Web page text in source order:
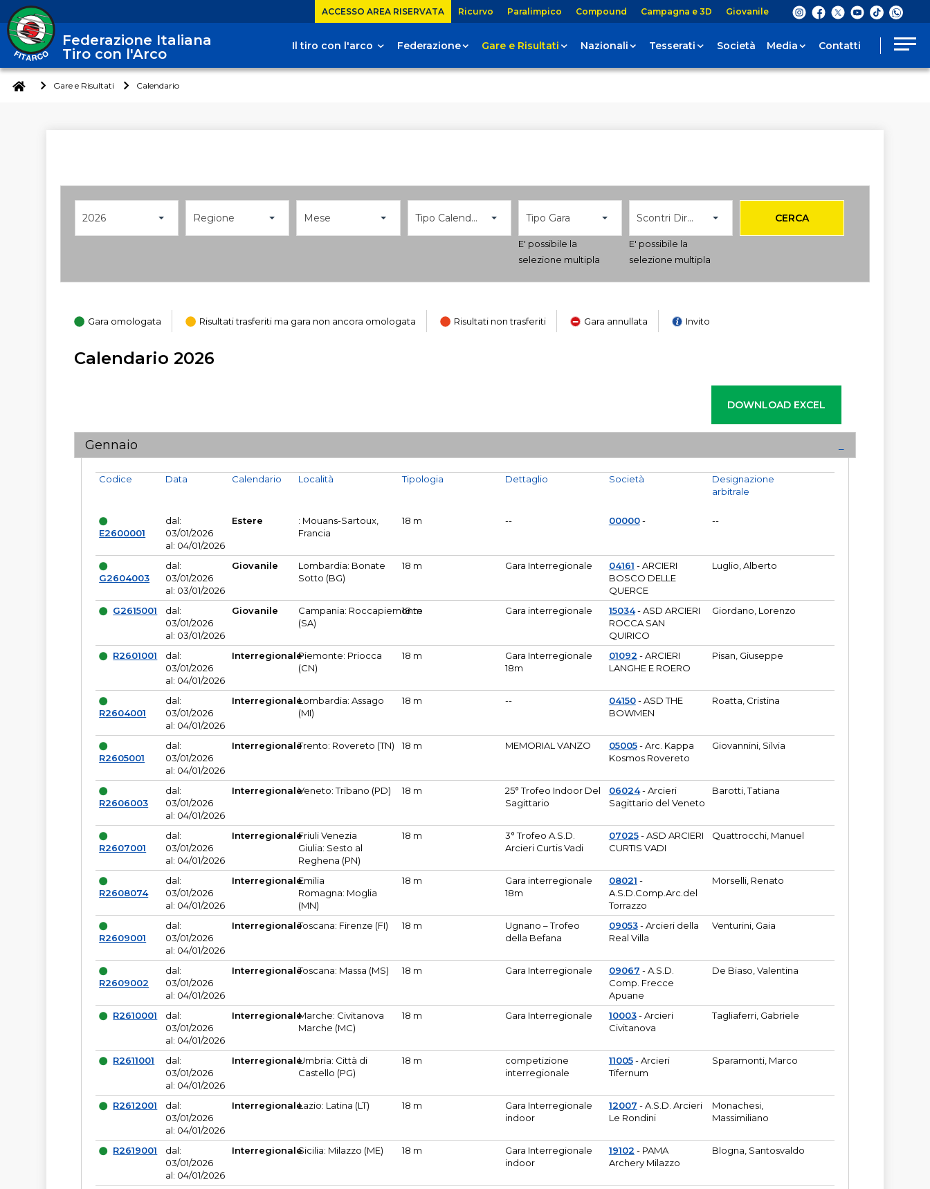
ACCESSO AREA RISERVATA Ricurvo Paralimpico Compound Campagna e 3D Giovanile
Federazione Italiana
Tiro con l'Arco
Il tiro con l'arco Federazione Gare e Risultati Nazionali Tesserati Società Media Contatti
Gare e Risultati Calendario
2026 Regione Mese Tipo Calendario Tipo Gara
E' possibile la
selezione multipla
Scontri Diretti
E' possibile la
selezione multipla
CERCA
Gara omologata Risultati trasferiti ma gara non ancora omologata Risultati non trasferiti Gara annullata Invito
Calendario 2026
Gennaio
Codice
E2600001
Data
dal:
03/01/2026
al: 04/01/2026
Calendario
Estere
Località
: Mouans-Sartoux,
Francia
Tipologia
18 m
Dettaglio
--
Società
00000-
Designazione
arbitrale
--
G2604003
dal:
03/01/2026
al: 03/01/2026
Giovanile
Lombardia: Bonate
Sotto (BG)
18 m Gara Interregionale 04161 - ARCIERI
BOSCO DELLE
QUERCE
Luglio, Alberto
G2615001
dal:
03/01/2026
al: 03/01/2026
Giovanile
Campania: Roccapiemonte
(SA)
18 m Gara interregionale 15034- ASD ARCIERI
ROCCA SAN
QUIRICO
Giordano, Lorenzo
R2601001
dal:
03/01/2026
al: 04/01/2026
InterregionalePiemonte: Priocca
(CN)
18 m
Gara Interregionale
18m
01092 - ARCIERI
LANGHE E ROERO
Pisan, Giuseppe
R2604001
dal:
03/01/2026
al: 04/01/2026
InterregionaleLombardia: Assago
(MI)
18 m -- 04150- ASD THE
BOWMEN
Roatta, Cristina
R2605001
dal:
03/01/2026
al: 04/01/2026
InterregionaleTrento: Rovereto (TN) 18 m MEMORIAL VANZO 05005- Arc. Kappa
Kosmos Rovereto
Giovannini, Silvia
R2606003
dal:
03/01/2026
al: 04/01/2026
InterregionaleVeneto: Tribano (PD) 18 m
25° Trofeo Indoor Del
Sagittario
06024- Arcieri
Sagittario del Veneto
Barotti, Tatiana
R2607001
dal:
03/01/2026
al: 04/01/2026
InterregionaleFriuli Venezia
Giulia: Sesto al
Reghena (PN)
18 m
3° Trofeo A.S.D.
Arcieri Curtis Vadi
07025- ASD ARCIERI
CURTIS VADI
Quattrocchi, Manuel
R2608074
dal:
03/01/2026
al: 04/01/2026
InterregionaleEmilia
Romagna: Moglia
(MN)
18 m
Gara interregionale
18m
08021 -
A.S.D.Comp.Arc.del
Torrazzo
Morselli, Renato
R2609001
dal:
03/01/2026
al: 04/01/2026
InterregionaleToscana: Firenze (FI) 18 m
Ugnano – Trofeo
della Befana
09053- Arcieri della
Real Villa
Venturini, Gaia
R2609002
dal:
03/01/2026
al: 04/01/2026
InterregionaleToscana: Massa (MS) 18 m Gara Interregionale 09067 - A.S.D.
Comp. Frecce
Apuane
De Biaso, Valentina
R2610001
dal:
03/01/2026
al: 04/01/2026
InterregionaleMarche: Civitanova
Marche (MC)
18 m Gara Interregionale 10003- Arcieri
Civitanova
Tagliaferri, Gabriele
R2611001
dal:
03/01/2026
al: 04/01/2026
InterregionaleUmbria: Città di
Castello (PG)
18 m
competizione
interregionale
11005- Arcieri
Tifernum
Sparamonti, Marco
R2612001
dal:
03/01/2026
al: 04/01/2026
InterregionaleLazio: Latina (LT) 18 m
Gara Interregionale
indoor
12007 - A.S.D. Arcieri
Le Rondini
Monachesi,
Massimiliano
R2619001
dal:
03/01/2026
al: 04/01/2026
InterregionaleSicilia: Milazzo (ME) 18 m
Gara Interregionale
indoor
19102 - PAMA
Archery Milazzo
Blogna, Santosvaldo